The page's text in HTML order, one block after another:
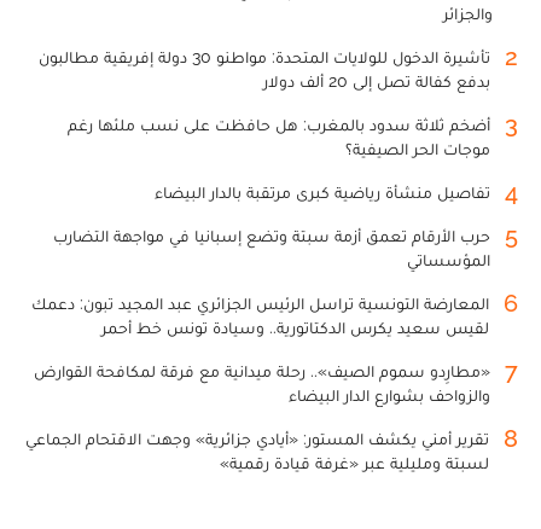
والجزائر
2
تأشيرة الدخول للولايات المتحدة: مواطنو 30 دولة إفريقية مطالبون
بدفع كفالة تصل إلى 20 ألف دولار
3
أضخم ثلاثة سدود بالمغرب: هل حافظت على نسب ملئها رغم
موجات الحر الصيفية؟
4 تفاصيل منشأة رياضية كبرى مرتقبة بالدار البيضاء
5
حرب الأرقام تعمق أزمة سبتة وتضع إسبانيا في مواجهة التضارب
المؤسساتي
6
المعارضة التونسية تراسل الرئيس الجزائري عبد المجيد تبون: دعمك
لقيس سعيد يكرس الدكتاتورية.. وسيادة تونس خط أحمر
7
«مطارِدو سموم الصيف».. رحلة ميدانية مع فرقة لمكافحة القوارض
والزواحف بشوارع الدار البيضاء
8
تقرير أمني يكشف المستور: «أيادي جزائرية» وجهت الاقتحام الجماعي
لسبتة ومليلية عبر «غرفة قيادة رقمية»